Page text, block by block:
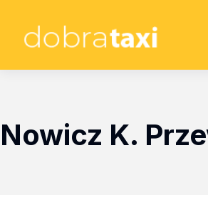
Nowicz K.